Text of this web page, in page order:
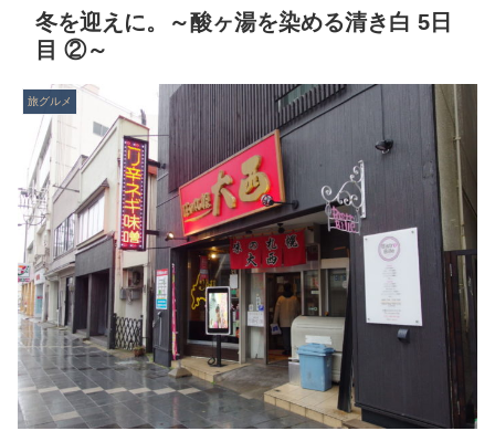
冬を迎えに。～酸ヶ湯を染める清き白 5日
目 ②～
旅グルメ